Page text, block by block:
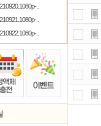
..
..
..